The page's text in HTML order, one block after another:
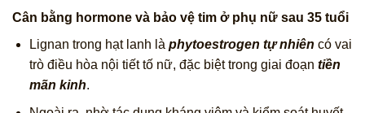
Cân bằng hormone và bảo vệ tim ở phụ nữ sau 35 tuổi
Lignan trong hạt lanh là phytoestrogen tự nhiên có vai
trò điều hòa nội tiết tố nữ, đặc biệt trong giai đoạn tiền
mãn kinh.